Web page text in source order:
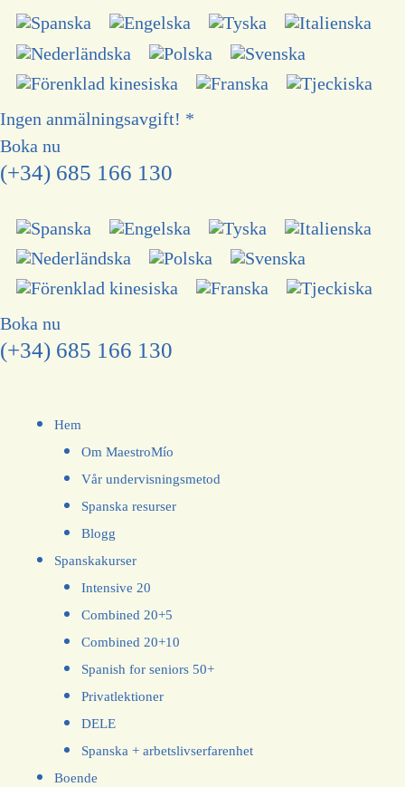
Hoppa
till
Ingen anmälningsavgift! *
Boka nu
(+34) 685 166 130
Boka nu
(+34) 685 166 130
Hem
Om MaestroMío
Vår undervisningsmetod
Spanska resurser
Blogg
Spanskakurser
Intensive 20
Combined 20+5
Combined 20+10
Spanish for seniors 50+
Privatlektioner
DELE
Spanska + arbetslivserfarenhet
Boende